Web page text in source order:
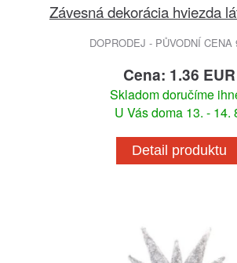
Závesná dekorácia hviezda
DOPRODEJ - PŮVODNÍ CENA
Cena: 1.36 EUR
Skladom doručíme
U Vás doma 13. - 14.
Detail produktu